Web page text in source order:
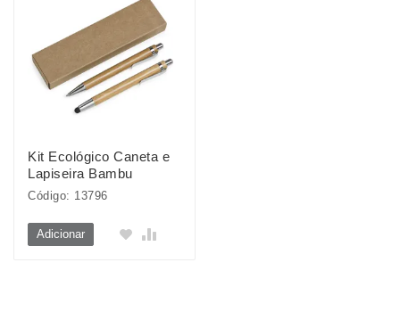
Kit Ecológico Caneta e
Lapiseira Bambu
Código: 13796
Adicionar